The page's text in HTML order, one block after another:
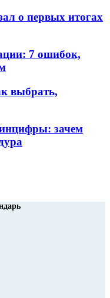
о первых итогах
7 ошибок,
выбрать,
зачем